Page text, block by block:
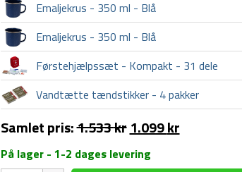
Emaljekrus - 350 ml - Blå
Emaljekrus - 350 ml - Blå
Førstehjælpssæt - Kompakt - 31 dele
Vandtætte tændstikker - 4 pakker
Samlet pris:1.533kr1.099kr
På lager - 1-2 dages levering